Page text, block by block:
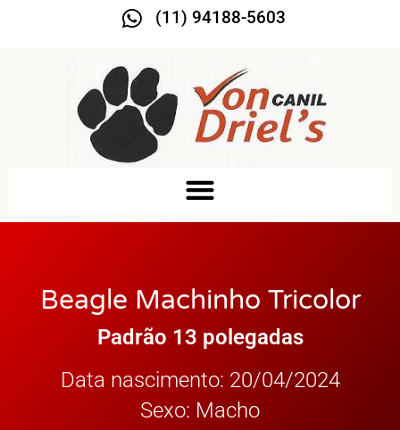
(11) 94188-5603
Beagle Machinho Tricolor
Padrão 13 polegadas
Data nascimento: 20/04/2024
Sexo: Macho